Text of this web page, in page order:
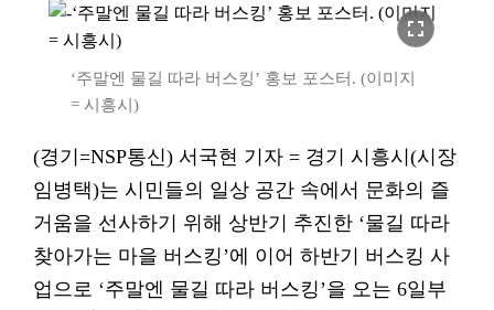
fullscreen
‘주말엔 물길 따라 버스킹’ 홍보 포스터. (이미지
= 시흥시)
(경기=NSP통신) 서국현 기자 = 경기 시흥시(시장
임병택)는 시민들의 일상 공간 속에서 문화의 즐
거움을 선사하기 위해 상반기 추진한 ‘물길 따라
찾아가는 마을 버스킹’에 이어 하반기 버스킹 사
업으로 ‘주말엔 물길 따라 버스킹’을 오는 6일부